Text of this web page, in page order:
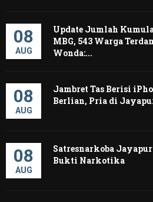
08
AUG
Update Jumlah
MBG, 543 Warga
Wonda:...
08
AUG
Jambret Tas Berisi
Berlian, Pria di
08
AUG
Satresnarkoba
Bukti Narkotika